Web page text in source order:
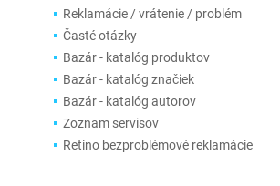
Reklamácie / vrátenie / problém
Časté otázky
Bazár - katalóg produktov
Bazár - katalóg značiek
Bazár - katalóg autorov
Zoznam servisov
Retino bezproblémové reklamácie